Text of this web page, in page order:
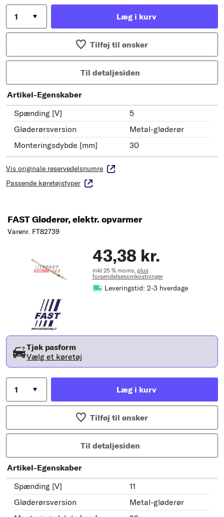
Læg i kurv
Tilføj til ønsker
Til detaljesiden
Artikel-Egenskaber
Spænding [V]
5
Gløderørsversion
Metal-gløderør
Monteringsdybde [mm]
30
Vis originale reservedelsnumre
Passende køretøjstyper
FAST Gløderør, elektr. opvarmer
Varenr. FT82739
43,38 kr.
inkl 25 % moms, plus
forsendelsesomkostninger
Leveringstid: 2-3 hverdage
Tjek pasform
Vælg et køretøj
Læg i kurv
Tilføj til ønsker
Til detaljesiden
Artikel-Egenskaber
Spænding [V]
11
Gløderørsversion
Metal-gløderør